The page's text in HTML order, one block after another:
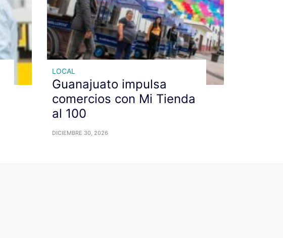
LOCAL
Guanajuato impulsa
comercios con Mi Tienda
al 100
DICIEMBRE 30, 2026